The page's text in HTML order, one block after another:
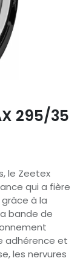
295/35
le Zeetex
qui a fière
à la
bande de
adhérence et
les nervures